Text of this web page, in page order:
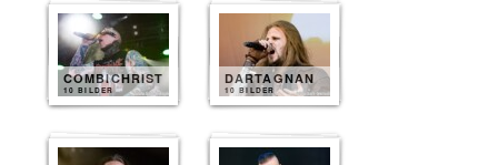
COMBICHRIST
10 BILDER
DARTAGNAN
10 BILDER